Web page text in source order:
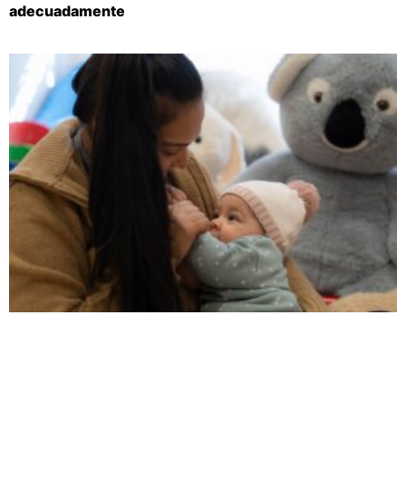
adecuadamente